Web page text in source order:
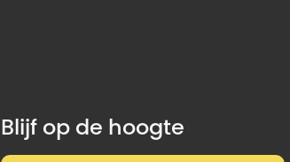
Blijf op de hoogte